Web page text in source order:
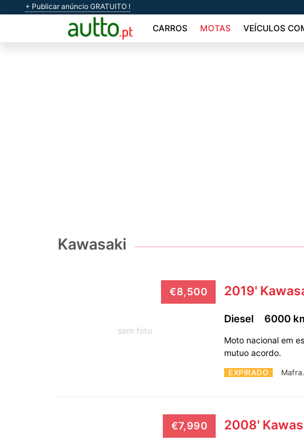
+ Publicar anúncio GRATUITO !
CARROS MOTAS VEÍCULOS
Kawasaki
sem foto
€8,500 2019'
EXPIRADO Mafra.
Diesel 6000
Moto nacional em
mutuo acordo.
€7,990 2008'